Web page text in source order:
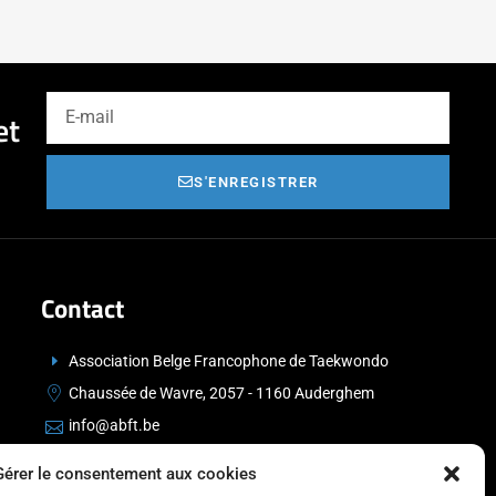
le consentement aux cookies
S'ENREGISTRER
Contact
Association Belge Francophone de Taekwondo
Chaussée de Wavre, 2057 - 1160 Auderghem
info@abft.be